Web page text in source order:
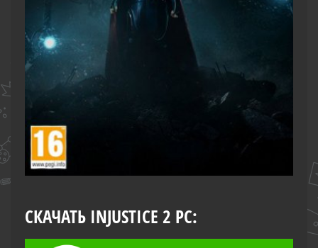
СКАЧАТЬ INJUSTICE 2 PC: